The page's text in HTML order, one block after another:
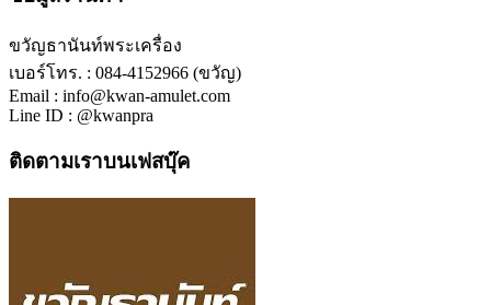
ขวัญธานันท์พระเครื่อง
เบอร์โทร. : 084-4152966 (ขวัญ)
Email : info@kwan-amulet.com
Line ID : @kwanpra
ติดตามเราบนเฟสบุ๊ค